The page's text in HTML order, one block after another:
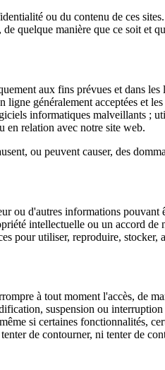
ou du contenu de ces
quelque manière que ce soit et
aux fins prévues et dans
ligne généralement acceptées et
informatiques malveillants ;
en relation avec notre site web.
ou peuvent causer, des
ou d'autres informations
intellectuelle ou un accord
pour utiliser, reproduire,
à tout moment l'accès, de
suspension ou
si certaines fonctionnalités,
de contourner, ni tenter de